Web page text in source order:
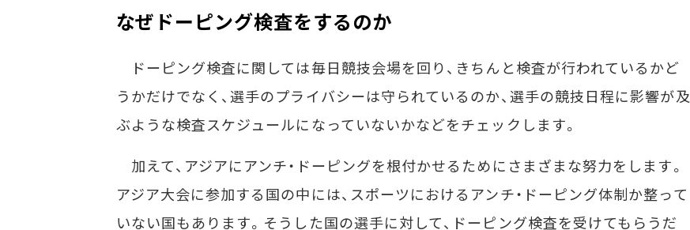
なぜドーピング検査をするのか
ドーピング検査に関しては毎日競技会場を回り、きちんと検査が行われているかど
うかだけでなく、選手のプライバシーは守られているのか、選手の競技日程に影響が及
ぶような検査スケジュールになっていないかなどをチェックします。
加えて、アジアにアンチ・ドーピングを根付かせるためにさまざまな努力をします。
アジア大会に参加する国の中には、スポーツにおけるアンチ・ドーピング体制か整って
いない国もあります。そうした国の選手に対して、ドーピング検査を受けてもらうだ